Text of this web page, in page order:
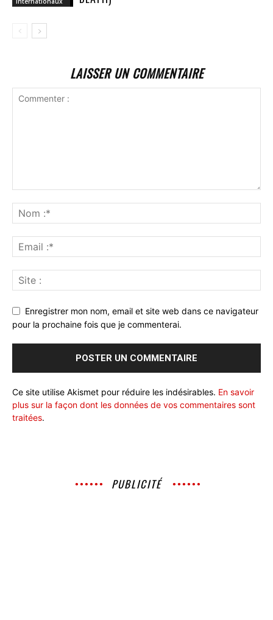
LAISSER UN COMMENTAIRE
Enregistrer mon nom, email et site web dans ce navigateur
pour la prochaine fois que je commenterai.
Ce site utilise Akismet pour réduire les indésirables. En savoir
plus sur la façon dont les données de vos commentaires sont
traitées.
PUBLICITÉ